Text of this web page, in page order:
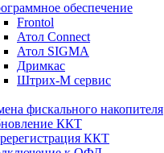
обеспечение
Frontol
Атол Connect
Атол SIGMA
Дримкас
Штрих-М сервис
фискального накопителя
ККТ
ККТ